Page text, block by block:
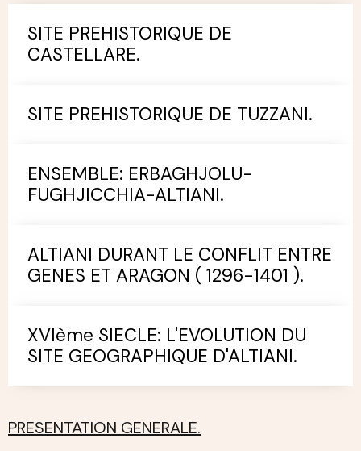
SITE PREHISTORIQUE DE
CASTELLARE.
SITE PREHISTORIQUE DE TUZZANI.
ENSEMBLE: ERBAGHJOLU-
FUGHJICCHIA-ALTIANI.
ALTIANI DURANT LE CONFLIT ENTRE
GENES ET ARAGON ( 1296-1401 ).
XVIème SIECLE: L'EVOLUTION DU
SITE GEOGRAPHIQUE D'ALTIANI.
PRESENTATION GENERALE.